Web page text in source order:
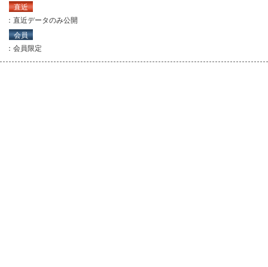
直近
：直近データのみ公開
会員
：会員限定